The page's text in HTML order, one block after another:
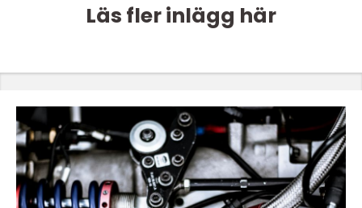
Läs fler inlägg här